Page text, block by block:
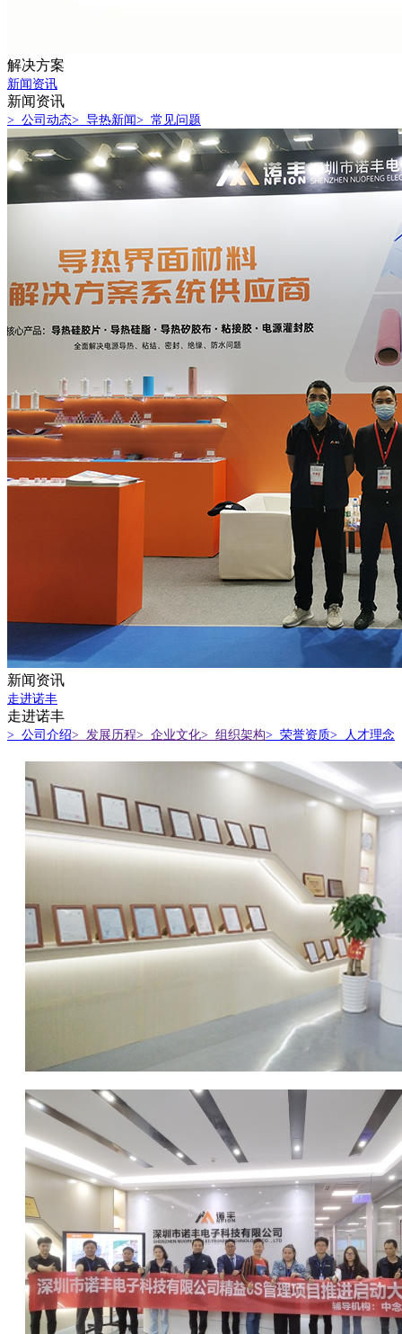
解决方案
新闻资讯
新闻资讯
> 公司动态> 导热新闻> 常见问题
新闻资讯
走进诺丰
走进诺丰
> 公司介绍> 发展历程> 企业文化> 组织架构> 荣誉资质> 人才理念